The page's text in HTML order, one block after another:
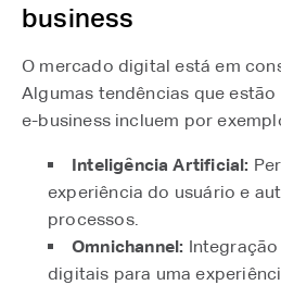
business
O mercado digital está em
Algumas tendências que
e-business incluem por
Inteligência Artificial:
experiência do usuário e
processos.
Omnichannel:
digitais para uma